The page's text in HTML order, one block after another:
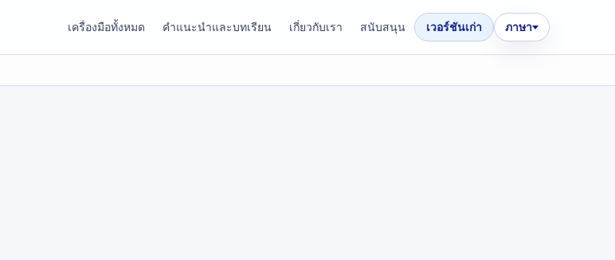
เครื่องมือทั้งหมด คำแนะนำและบทเรียน เกี่ยวกับเรา สนับสนุน เวอร์ชันเก่า ภาษา